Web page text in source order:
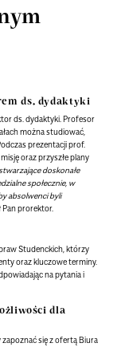
ds. dydaktyki
ds. dydaktyki. Profesor
można studiować,
prezentacji prof.
oraz przyszłe plany
doskonałe
społecznie, w
absolwenci byli
Pan prorektor.
Studenckich, którzy
oraz kluczowe terminy.
na pytania i
dla
się z ofertą Biura